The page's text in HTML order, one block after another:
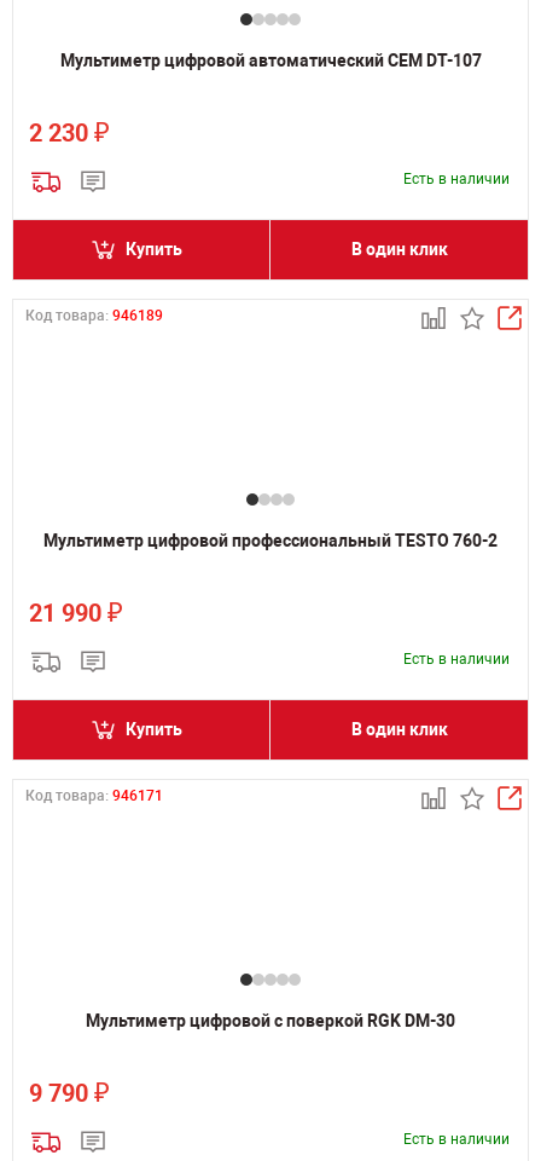
Мультиметр цифровой автоматический CEM DT-107
2 230 ₽
Есть в наличии
Купить В один клик
Код товара: 946189
Мультиметр цифровой профессиональный TESTO 760-2
21 990 ₽
Есть в наличии
Купить В один клик
Код товара: 946171
Мультиметр цифровой с поверкой RGK DM-30
9 790 ₽
Есть в наличии